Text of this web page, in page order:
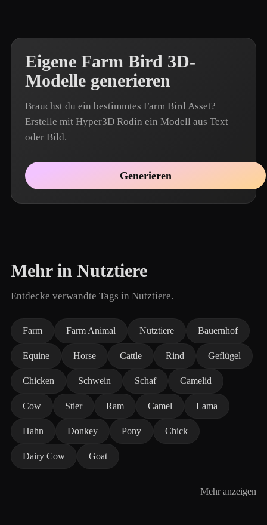
Eigene Farm Bird 3D-
Modelle generieren
Brauchst du ein bestimmtes Farm Bird Asset?
Erstelle mit Hyper3D Rodin ein Modell aus Text
oder Bild.
Generieren
Mehr in Nutztiere
Entdecke verwandte Tags in Nutztiere.
Farm Farm Animal Nutztiere Bauernhof
Equine Horse Cattle Rind Geflügel
Chicken Schwein Schaf Camelid
Cow Stier Ram Camel Lama
Hahn Donkey Pony Chick
Dairy Cow Goat
Mehr anzeigen